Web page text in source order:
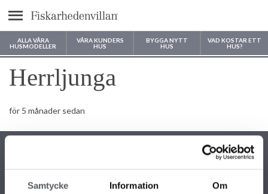
Samtycke Information Om
Meny
ALLA VÅRA
HUSMODELLER
VÅRA KUNDERS
HUS
BYGGA NYTT
HUS
VAD KOSTAR ETT
HUS?
Var vill du bygga ditt hus?
Herrljunga
för 5 månader sedan